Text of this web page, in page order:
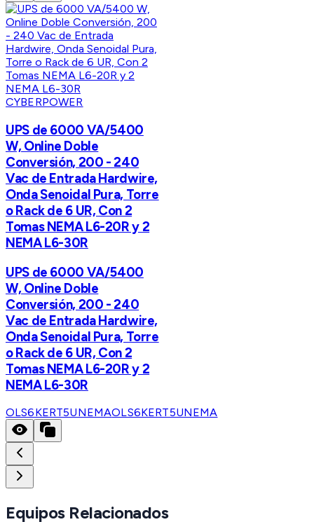
CYBERPOWER
UPS de 6000 VA/5400
W, Online Doble
Conversión, 200 - 240
Vac de Entrada Hardwire,
Onda Senoidal Pura, Torre
o Rack de 6 UR, Con 2
Tomas NEMA L6-20R y 2
NEMA L6-30R
UPS de 6000 VA/5400
W, Online Doble
Conversión, 200 - 240
Vac de Entrada Hardwire,
Onda Senoidal Pura, Torre
o Rack de 6 UR, Con 2
Tomas NEMA L6-20R y 2
NEMA L6-30R
OLS6KERT5UNEMAOLS6KERT5UNEMA
Equipos Relacionados